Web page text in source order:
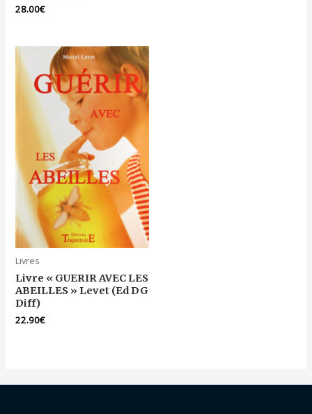
28.00€
Livres
Livre « GUERIR AVEC LES
ABEILLES » Levet (Ed DG
Diff)
22.90€